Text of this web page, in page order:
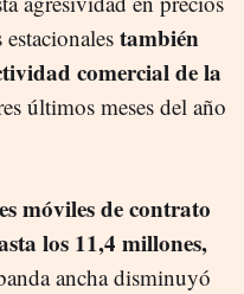
también
comercial de la
últimos meses del año
móviles de contrato
los 11,4 millones,
ancha disminuyó